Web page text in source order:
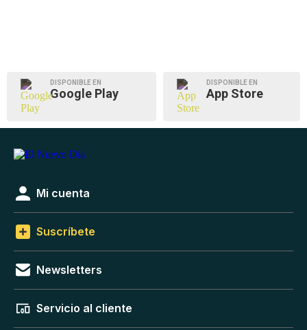
DISPONIBLE EN
Google Play
DISPONIBLE EN
App Store
Mi cuenta
Suscríbete
Newsletters
Servicio al cliente